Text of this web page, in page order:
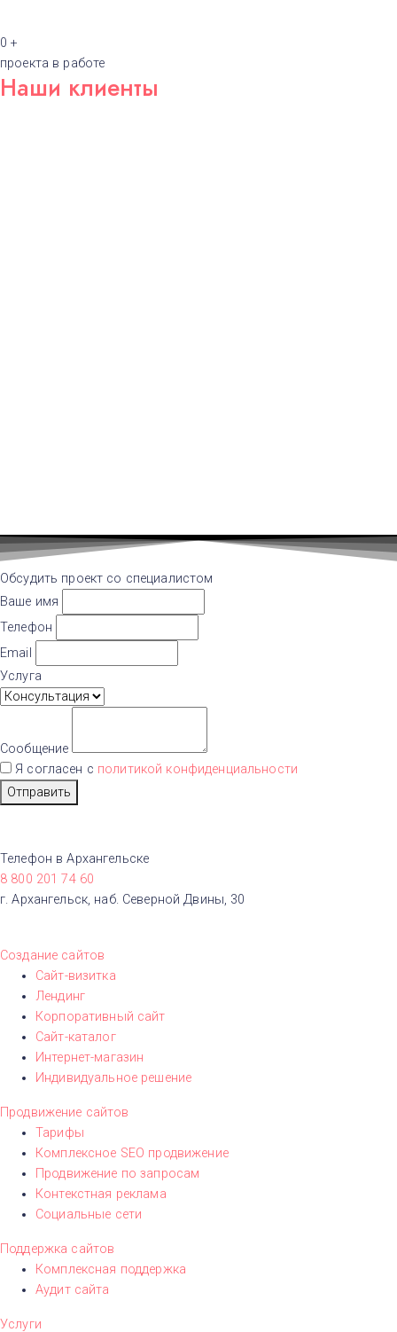
0 +
проекта в работе
Наши клиенты
Обсудить проект со специалистом
Ваше имя
Телефон
Email
Услуга
Сообщение
Я согласен с политикой конфиденциальности
Отправить
Телефон в Архангельске
8 800 201 74 60
г. Архангельск, наб. Северной Двины, 30
Создание сайтов
Сайт-визитка
Лендинг
Корпоративный сайт
Сайт-каталог
Интернет-магазин
Индивидуальное решение
Продвижение сайтов
Тарифы
Комплексное SEO продвижение
Продвижение по запросам
Контекстная реклама
Социальные сети
Поддержка сайтов
Комплексная поддержка
Аудит сайта
Услуги